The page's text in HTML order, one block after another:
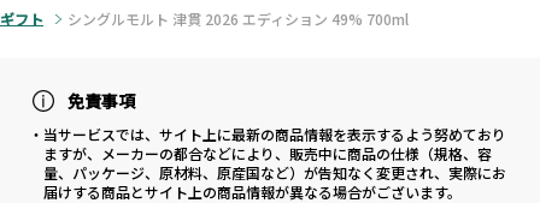
ギフト
シングルモルト 津貫 2026 エディション 49% 700ml
免責事項
・当サービスでは、サイト上に最新の商品情報を表示するよう努めており
ますが、メーカーの都合などにより、販売中に商品の仕様（規格、容
量、パッケージ、原材料、原産国など）が告知なく変更され、実際にお
届けする商品とサイト上の商品情報が異なる場合がございます。